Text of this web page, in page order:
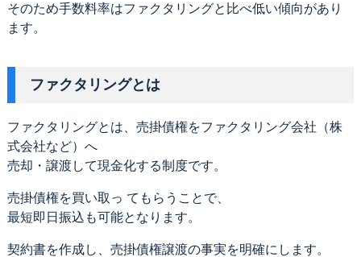
そのため手数料率はファクタリングと比べ低い傾向があり
ます。
ファクタリングとは
ファクタリングとは、売掛債権をファクタリング会社（株
式会社など）へ
売却・譲渡して現金化する制度です。
売掛債権を買い取っ てもらうことで、
最短即日振込も可能となります。
契約書を作成し、売掛債権譲渡の事実を明確にします。